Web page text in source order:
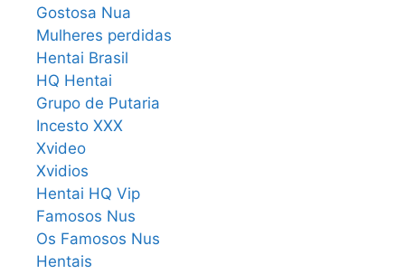
Gostosa Nua
Mulheres perdidas
Hentai Brasil
HQ Hentai
Grupo de Putaria
Incesto XXX
Xvideo
Xvidios
Hentai HQ Vip
Famosos Nus
Os Famosos Nus
Hentais